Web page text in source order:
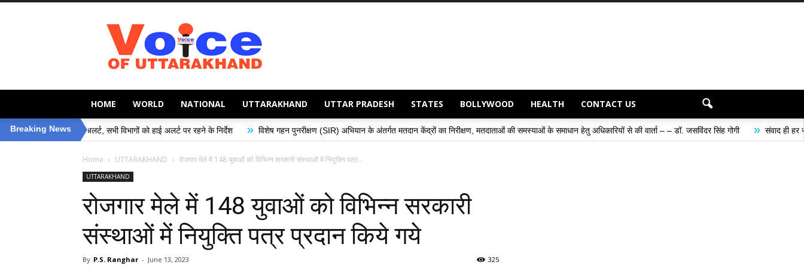
Voice
of
Uttarakhand
HOME WORLD NATIONAL UTTARAKHAND UTTAR PRADESH STATES BOLLYWOOD HEALTH CONTACT US
Breaking News
अलर्ट, सभी विभागों को हाई अलर्ट पर रहने के निर्देश » विशेष गहन पुनरीक्षण (SIR) अभियान के अंतर्गत मतदान केंद्रों का निरीक्षण, मतदाताओं की समस्याओं के समाधान हेतु अधिकारियों से की वार्ता – – डॉ. जसविंदर सिंह गोगी » संवाद ही हर समस्या के समाधान का
Home UTTARAKHAND रोजगार मेले में 148 युवाओं को विभिन्न सरकारी संस्थाओं में नियुक्ति पत्र...
UTTARAKHAND
रोजगार मेले में 148 युवाओं को विभिन्न सरकारी
संस्थाओं में नियुक्ति पत्र प्रदान किये गये
By P.S. Ranghar - June 13, 2023 325